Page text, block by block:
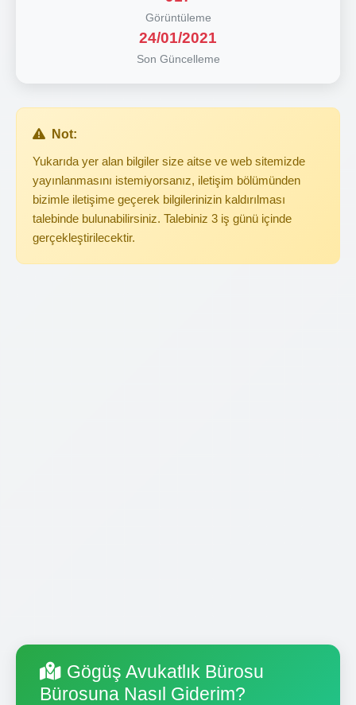
Görüntüleme
24/01/2021
Son Güncelleme
Not:
Yukarıda yer alan bilgiler size aitse ve web sitemizde
yayınlanmasını istemiyorsanız, iletişim bölümünden
bizimle iletişime geçerek bilgilerinizin kaldırılması
talebinde bulunabilirsiniz. Talebiniz 3 iş günü içinde
gerçekleştirilecektir.
Gögüş Avukatlık Bürosu
Bürosuna Nasıl Giderim?